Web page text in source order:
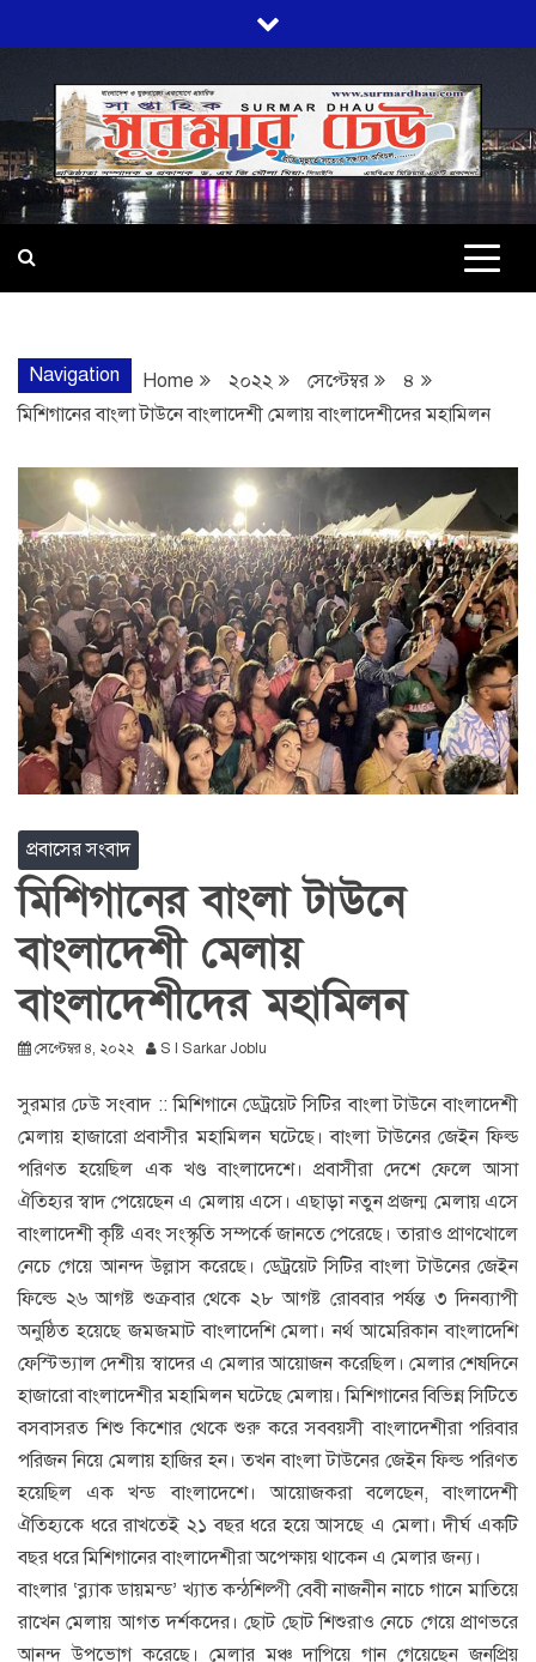
to
content
প্রতি মূহুর্তে সত্যের সন্ধানে অবিচল…
Navigation Home ২০২২ সেপ্টেম্বর
৪
মিশিগানের বাংলা টাউনে বাংলাদেশী মেলায় বাংলাদেশীদের মহামিলন
প্রবাসের সংবাদ
মিশিগানের বাংলা টাউনে
বাংলাদেশী মেলায়
বাংলাদেশীদের মহামিলন
সেপ্টেম্বর ৪, ২০২২ S I Sarkar Joblu
সুরমার ঢেউ সংবাদ :: মিশিগানে ডেট্রয়েট সিটির বাংলা টাউনে বাংলাদেশী
মেলায় হাজারো প্রবাসীর মহামিলন ঘটেছে। বাংলা টাউনের জেইন ফিল্ড
পরিণত হয়েছিল এক খণ্ড বাংলাদেশে। প্রবাসীরা দেশে ফেলে আসা
ঐতিহ্যর স্বাদ পেয়েছেন এ মেলায় এসে। এছাড়া নতুন প্রজন্ম মেলায় এসে
বাংলাদেশী কৃষ্টি এবং সংস্কৃতি সম্পর্কে জানতে পেরেছে। তারাও প্রাণখোলে
নেচে গেয়ে আনন্দ উল্লাস করেছে। ডেট্রয়েট সিটির বাংলা টাউনের জেইন
ফিল্ডে ২৬ আগষ্ট শুক্রবার থেকে ২৮ আগষ্ট রোববার পর্যন্ত ৩ দিনব্যাপী
অনুষ্ঠিত হয়েছে জমজমাট বাংলাদেশি মেলা। নর্থ আমেরিকান বাংলাদেশি
ফেস্টিভ্যাল দেশীয় স্বাদের এ মেলার আয়োজন করেছিল। মেলার শেষদিনে
হাজারো বাংলাদেশীর মহামিলন ঘটেছে মেলায়। মিশিগানের বিভিন্ন সিটিতে
বসবাসরত শিশু কিশোর থেকে শুরু করে সববয়সী বাংলাদেশীরা পরিবার
পরিজন নিয়ে মেলায় হাজির হন। তখন বাংলা টাউনের জেইন ফিল্ড পরিণত
হয়েছিল এক খন্ড বাংলাদেশে। আয়োজকরা বলেছেন, বাংলাদেশী
ঐতিহ্যকে ধরে রাখতেই ২১ বছর ধরে হয়ে আসছে এ মেলা। দীর্ঘ একটি
বছর ধরে মিশিগানের বাংলাদেশীরা অপেক্ষায় থাকেন এ মেলার জন্য।
বাংলার ‘ব্ল্যাক ডায়মন্ড’ খ্যাত কন্ঠশিল্পী বেবী নাজনীন নাচে গানে মাতিয়ে
রাখেন মেলায় আগত দর্শকদের। ছোট ছোট শিশুরাও নেচে গেয়ে প্রাণভরে
আনন্দ উপভোগ করেছে। মেলার মঞ্চ দাপিয়ে গান গেয়েছেন জনপ্রিয়